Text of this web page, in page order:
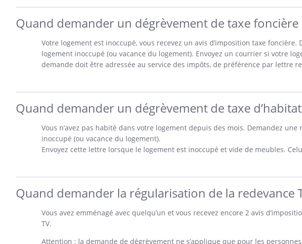
Quand demander un dégrèvement de taxe
Votre logement est inoccupé, vous recevez un avis d’imposition taxe
logement inoccupé (ou vacance du logement). Envoyez un courrier si votre
demande doit être adressée au service des impôts, de préférence par lettre
Quand demander un dégrèvement de taxe
Vous n’avez pas habité dans votre logement depuis des mois. Demandez
inoccupé (ou vacance du logement).
Envoyez cette lettre lorsque le logement est inoccupé et vide de meubles.
Quand demander la régularisation de la redevance
Vous avez emménagé avec quelqu’un et vous recevez encore 2 avis
TV.
Attention : la demande de dégrèvement ne s’applique que pour les